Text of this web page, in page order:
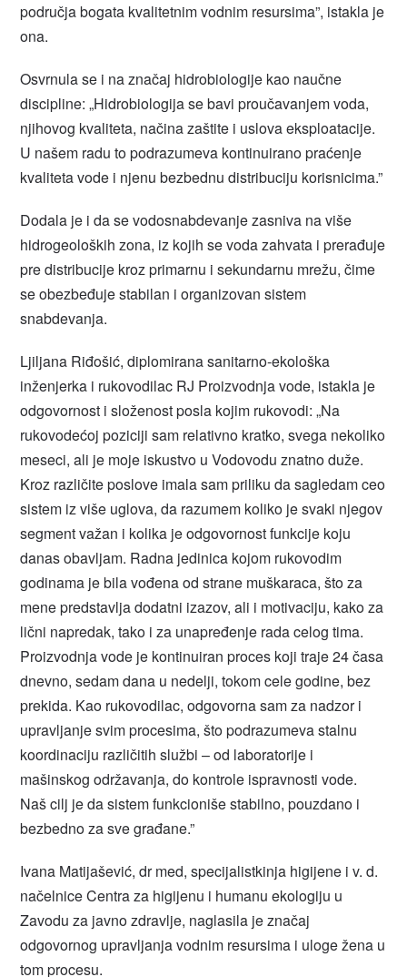
područja bogata kvalitetnim vodnim resursima”, istakla je
ona.
Osvrnula se i na značaj hidrobiologije kao naučne
discipline: „Hidrobiologija se bavi proučavanjem voda,
njihovog kvaliteta, načina zaštite i uslova eksploatacije.
U našem radu to podrazumeva kontinuirano praćenje
kvaliteta vode i njenu bezbednu distribuciju korisnicima.”
Dodala je i da se vodosnabdevanje zasniva na više
hidrogeoloških zona, iz kojih se voda zahvata i prerađuje
pre distribucije kroz primarnu i sekundarnu mrežu, čime
se obezbeđuje stabilan i organizovan sistem
snabdevanja.
Ljiljana Riđošić, diplomirana sanitarno-ekološka
inženjerka i rukovodilac RJ Proizvodnja vode, istakla je
odgovornost i složenost posla kojim rukovodi: „Na
rukovodećoj poziciji sam relativno kratko, svega nekoliko
meseci, ali je moje iskustvo u Vodovodu znatno duže.
Kroz različite poslove imala sam priliku da sagledam ceo
sistem iz više uglova, da razumem koliko je svaki njegov
segment važan i kolika je odgovornost funkcije koju
danas obavljam. Radna jedinica kojom rukovodim
godinama je bila vođena od strane muškaraca, što za
mene predstavlja dodatni izazov, ali i motivaciju, kako za
lični napredak, tako i za unapređenje rada celog tima.
Proizvodnja vode je kontinuiran proces koji traje 24 časa
dnevno, sedam dana u nedelji, tokom cele godine, bez
prekida. Kao rukovodilac, odgovorna sam za nadzor i
upravljanje svim procesima, što podrazumeva stalnu
koordinaciju različitih službi – od laboratorije i
mašinskog održavanja, do kontrole ispravnosti vode.
Naš cilj je da sistem funkcioniše stabilno, pouzdano i
bezbedno za sve građane.”
Ivana Matijašević, dr med, specijalistkinja higijene i v. d.
načelnice Centra za higijenu i humanu ekologiju u
Zavodu za javno zdravlje, naglasila je značaj
odgovornog upravljanja vodnim resursima i uloge žena u
tom procesu.